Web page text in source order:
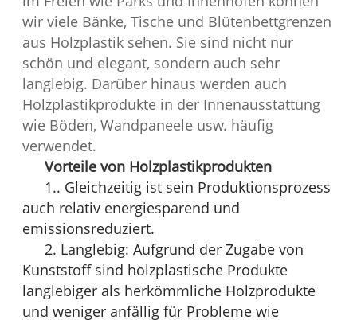
wir viele Bänke, Tische und Blütenbettgrenzen
aus Holzplastik sehen. Sie sind nicht nur
schön und elegant, sondern auch sehr
langlebig. Darüber hinaus werden auch
Holzplastikprodukte in der Innenausstattung
wie Böden, Wandpaneele usw. häufig
verwendet.
Vorteile von Holzplastikprodukten
1.. Gleichzeitig ist sein Produktionsprozess
auch relativ energiesparend und
emissionsreduziert.
2. Langlebig: Aufgrund der Zugabe von
Kunststoff sind holzplastische Produkte
langlebiger als herkömmliche Holzprodukte
und weniger anfällig für Probleme wie